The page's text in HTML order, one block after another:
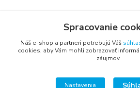
+421 948 711 774
vsetkoprenabytok@gmail.com
Spracovanie
Náš e-shop a partneri potrebujú Váš
cookies, aby Vám mohli zobrazovať
záujmov.
Nastavenia